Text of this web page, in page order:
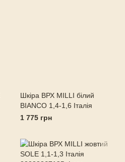
Шкіра ВРХ MILLI білий
BIANCO 1,4-1,6 Італія
1 775 грн